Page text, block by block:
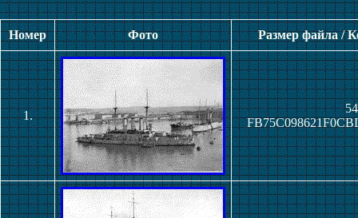
Номер Фото Размер файла /
1.